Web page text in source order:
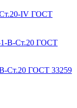
Ст.20-IV ГОСТ
Ст.20 ГОСТ 33259